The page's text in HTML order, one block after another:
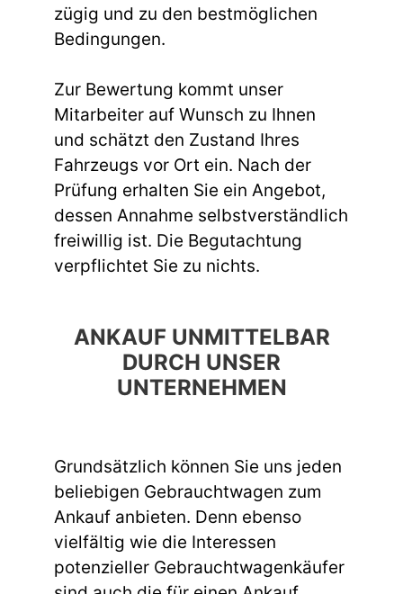
zügig und zu den bestmöglichen
Bedingungen.
Zur Bewertung kommt unser
Mitarbeiter auf Wunsch zu Ihnen
und schätzt den Zustand Ihres
Fahrzeugs vor Ort ein. Nach der
Prüfung erhalten Sie ein Angebot,
dessen Annahme selbstverständlich
freiwillig ist. Die Begutachtung
verpflichtet Sie zu nichts.
ANKAUF UNMITTELBAR
DURCH UNSER
UNTERNEHMEN
Grundsätzlich können Sie uns jeden
beliebigen Gebrauchtwagen zum
Ankauf anbieten. Denn ebenso
vielfältig wie die Interessen
potenzieller Gebrauchtwagenkäufer